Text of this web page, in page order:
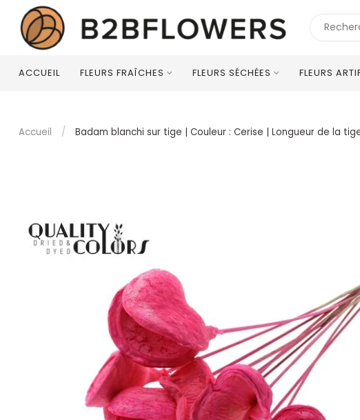
ACCUEIL FLEURS FRAÎCHES FLEURS SÉCHÉES FLEURS
Accueil / Badam blanchi sur tige | Couleur : Cerise | Longueur de la